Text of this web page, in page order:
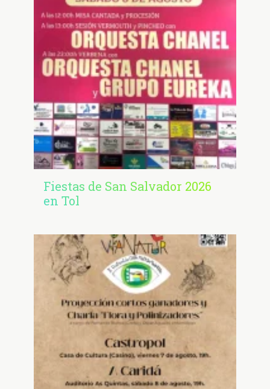
Fiestas de San Salvador 2026
en Tol